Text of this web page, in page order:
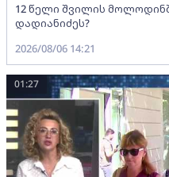
12 წელი შვილის
დადიანიძეს?
2026/08/06 14:21
01:27